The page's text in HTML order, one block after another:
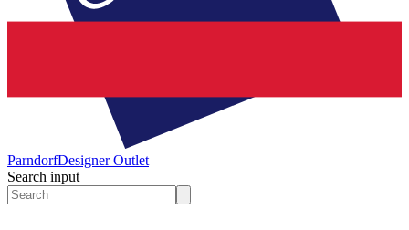
ParndorfDesigner Outlet
Search input